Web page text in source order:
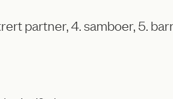
partner, 4. samboer, 5.